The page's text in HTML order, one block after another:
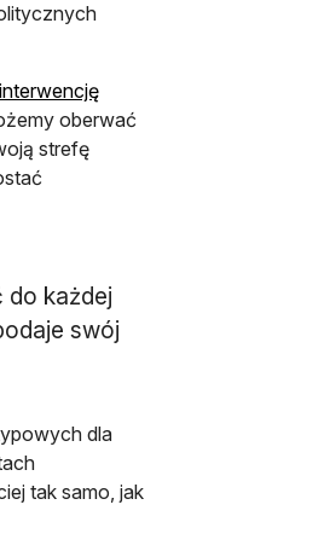
interwencję
oberwać
strefę
do każdej
swój
dla
tak samo, jak